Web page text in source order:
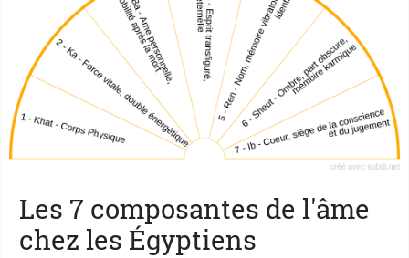
Les 7 composantes de l'âme
chez les Égyptiens